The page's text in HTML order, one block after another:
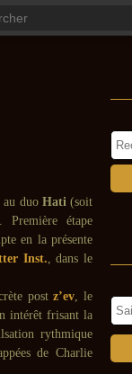
au duo Hati(soit
étape
en la présente
Inst., dans le
postz’ev, le
intérêt frisant la
rythmique
de Charlie